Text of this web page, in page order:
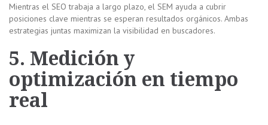
Mientras el SEO trabaja a largo plazo, el SEM ayuda a cubrir
posiciones clave mientras se esperan resultados orgánicos. Ambas
estrategias juntas maximizan la visibilidad en buscadores.
5. Medición y
optimización en tiempo
real